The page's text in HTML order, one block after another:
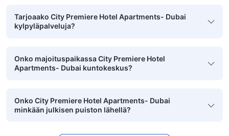
Tarjoaako City Premiere Hotel Apartments- Dubai
kylpyläpalveluja?
Onko majoituspaikassa City Premiere Hotel
Apartments- Dubai kuntokeskus?
Onko City Premiere Hotel Apartments- Dubai
minkään julkisen puiston lähellä?